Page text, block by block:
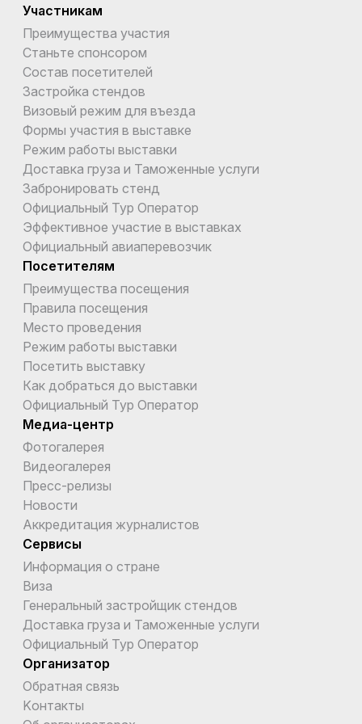
Участникам
Преимущества участия
Станьте спонсором
Состав посетителей
Застройка стендов
Визовый режим для въезда
Формы участия в выставке
Режим работы выставки
Доставка груза и Таможенные услуги
Забронировать стенд
Официальный Тур Оператор
Эффективное участие в выставках
Официальный авиаперевозчик
Посетителям
Преимущества посещения
Правила посещения
Место проведения
Режим работы выставки
Посетить выставку
Как добраться до выставки
Официальный Тур Оператор
Медиа-центр
Фотогалерея
Видеогалерея
Пресс-релизы
Новости
Аккредитация журналистов
Сервисы
Информация о стране
Виза
Генеральный застройщик стендов
Доставка груза и Таможенные услуги
Официальный Тур Оператор
Организатор
Обратная связь
Kонтакты